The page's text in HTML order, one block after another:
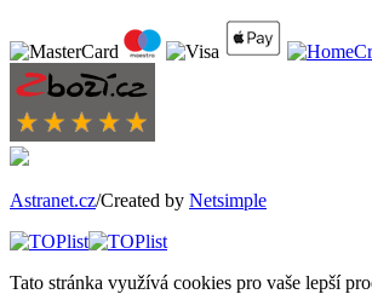
Astranet.cz/Created by Netsimple
Tato stránka využívá cookies pro vaše lepší